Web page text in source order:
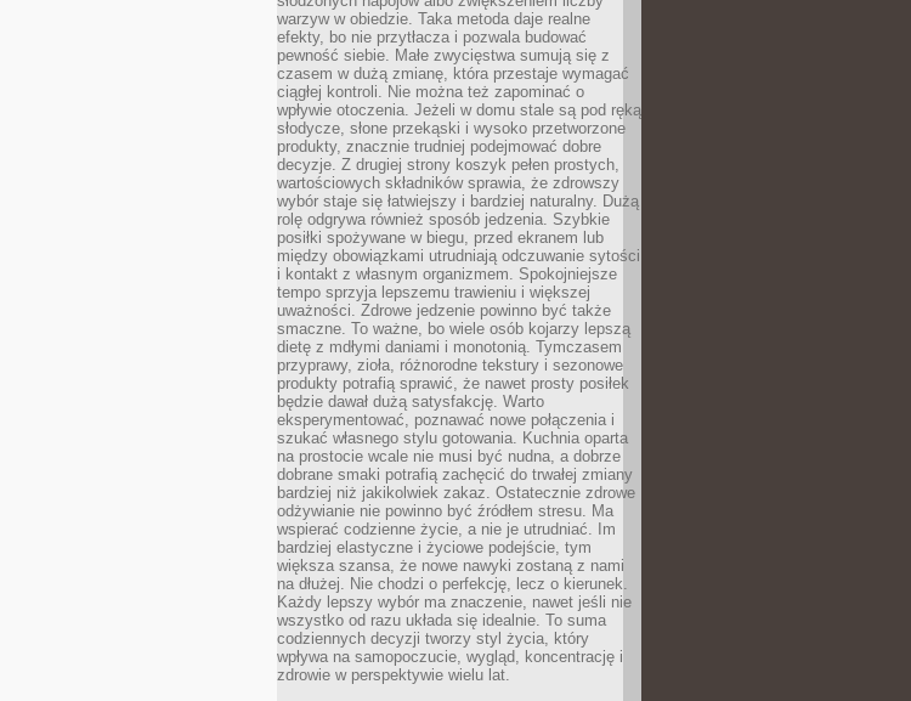
warzyw w obiedzie. Taka metoda daje realne
efekty, bo nie przytłacza i pozwala budować
pewność siebie. Małe zwycięstwa sumują się z
czasem w dużą zmianę, która przestaje wymagać
ciągłej kontroli. Nie można też zapominać o
wpływie otoczenia. Jeżeli w domu stale są pod ręką
słodycze, słone przekąski i wysoko przetworzone
produkty, znacznie trudniej podejmować dobre
decyzje. Z drugiej strony koszyk pełen prostych,
wartościowych składników sprawia, że zdrowszy
wybór staje się łatwiejszy i bardziej naturalny. Dużą
rolę odgrywa również sposób jedzenia. Szybkie
posiłki spożywane w biegu, przed ekranem lub
między obowiązkami utrudniają odczuwanie sytości
i kontakt z własnym organizmem. Spokojniejsze
tempo sprzyja lepszemu trawieniu i większej
uważności. Zdrowe jedzenie powinno być także
smaczne. To ważne, bo wiele osób kojarzy lepszą
dietę z mdłymi daniami i monotonią. Tymczasem
przyprawy, zioła, różnorodne tekstury i sezonowe
produkty potrafią sprawić, że nawet prosty posiłek
będzie dawał dużą satysfakcję. Warto
eksperymentować, poznawać nowe połączenia i
szukać własnego stylu gotowania. Kuchnia oparta
na prostocie wcale nie musi być nudna, a dobrze
dobrane smaki potrafią zachęcić do trwałej zmiany
bardziej niż jakikolwiek zakaz. Ostatecznie zdrowe
odżywianie nie powinno być źródłem stresu. Ma
wspierać codzienne życie, a nie je utrudniać. Im
bardziej elastyczne i życiowe podejście, tym
większa szansa, że nowe nawyki zostaną z nami
na dłużej. Nie chodzi o perfekcję, lecz o kierunek.
Każdy lepszy wybór ma znaczenie, nawet jeśli nie
wszystko od razu układa się idealnie. To suma
codziennych decyzji tworzy styl życia, który
wpływa na samopoczucie, wygląd, koncentrację i
zdrowie w perspektywie wielu lat.